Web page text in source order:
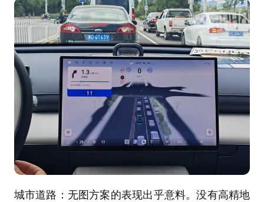
城市道路：无图方案的表现出乎意料。没有高精地